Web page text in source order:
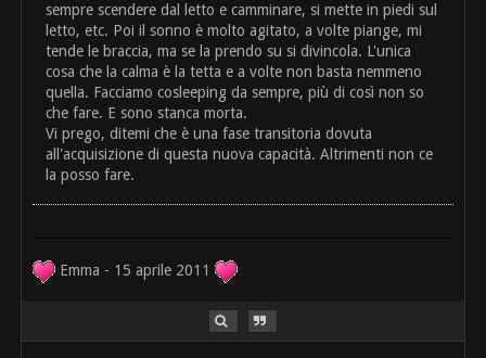
sempre scendere dal letto e camminare, si mette in piedi sul
letto, etc. Poi il sonno è molto agitato, a volte piange, mi
tende le braccia, ma se la prendo su si divincola. L'unica
cosa che la calma è la tetta e a volte non basta nemmeno
quella. Facciamo cosleeping da sempre, più di così non so
che fare. E sono stanca morta.
Vi prego, ditemi che è una fase transitoria dovuta
all'acquisizione di questa nuova capacità. Altrimenti non ce
la posso fare.
Emma - 15 aprile 2011